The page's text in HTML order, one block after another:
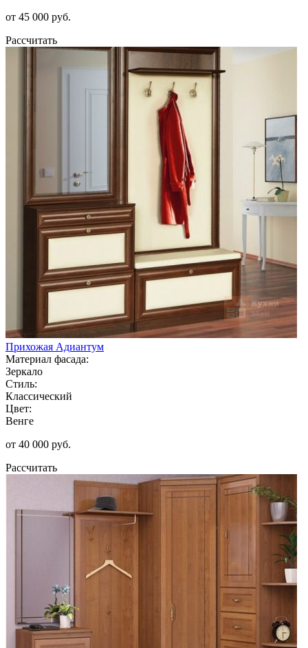
от 45 000 руб.
Рассчитать
Прихожая Адиантум
Материал фасада:
Зеркало
Стиль:
Классический
Цвет:
Венге
от 40 000 руб.
Рассчитать